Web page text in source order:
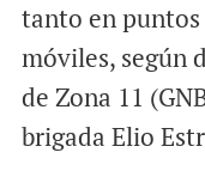
tanto en
móviles, según
de Zona 11
brigada Elio